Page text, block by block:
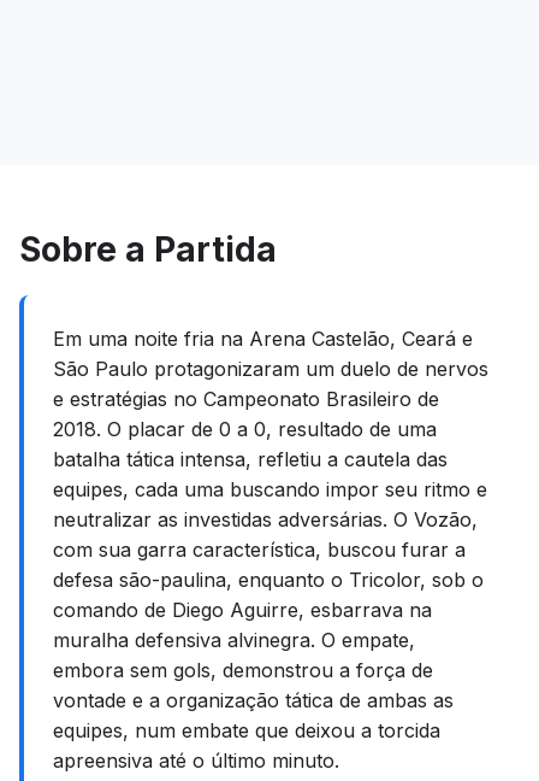
Sobre a Partida
Em uma noite fria na Arena Castelão, Ceará e
São Paulo protagonizaram um duelo de nervos
e estratégias no Campeonato Brasileiro de
2018. O placar de 0 a 0, resultado de uma
batalha tática intensa, refletiu a cautela das
equipes, cada uma buscando impor seu ritmo e
neutralizar as investidas adversárias. O Vozão,
com sua garra característica, buscou furar a
defesa são-paulina, enquanto o Tricolor, sob o
comando de Diego Aguirre, esbarrava na
muralha defensiva alvinegra. O empate,
embora sem gols, demonstrou a força de
vontade e a organização tática de ambas as
equipes, num embate que deixou a torcida
apreensiva até o último minuto.